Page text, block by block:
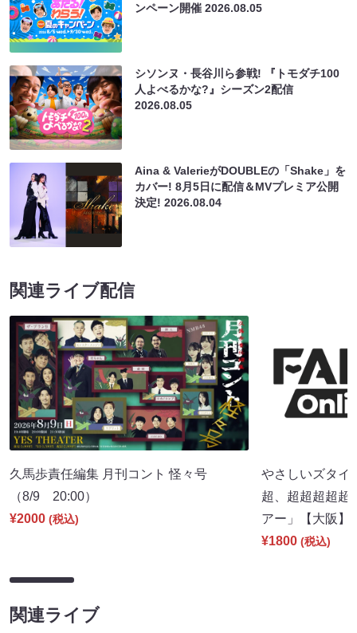
ンペーン開催2026.08.05
シソンヌ・長谷川ら参戦! 『トモダチ100
人よべるかな?』シーズン2配信
2026.08.05
Aina & ValerieがDOUBLEの「Shake」を
カバー! 8月5日に配信＆MVプレミア公開
決定!2026.08.04
関連ライブ配信
久馬歩責任編集 月刊コント 怪々号
（8/9 20:00）
¥2000 (税込)
やさしいズタイ
超、超超超超超
アー」【大阪
¥1800 (税込)
関連ライブ